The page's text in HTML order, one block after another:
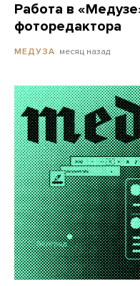
Работа в
фоторедактора
МЕДУЗА месяц назад